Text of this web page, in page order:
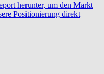
herunter, um den Markt
Positionierung direkt